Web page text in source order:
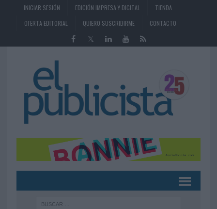
INICIAR SESIÓN EDICIÓN IMPRESA Y DIGITAL
TIENDA
OFERTA EDITORIAL
QUIERO SUSCRIBIRME CONTACTO